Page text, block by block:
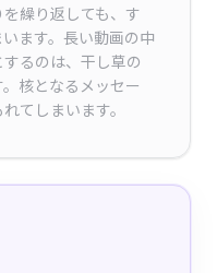
繰り返しても、す
ます。長い動画の中
るのは、干し草の
核となるメッセー
てしまいます。